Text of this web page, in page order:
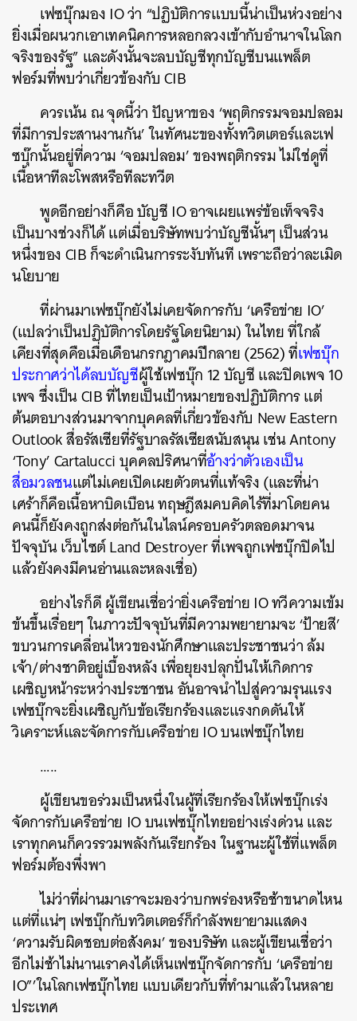
เฟซบุ๊กมอง IOว่า “ปฏิบัติการแบบนี้น่าเป็นห่วงอย่าง
ยิ่งเมื่อผนวกเอาเทคนิคการหลอกลวงเข้ากับอำนาจในโลก
จริงของรัฐ” และดังนั้นจะลบบัญชีทุกบัญชีบนแพล็ต
ฟอร์มที่พบว่าเกี่ยวข้องกับCIB
ควรเน้นณจุดนี้ว่าปัญหาของ‘พฤติกรรมจอมปลอม
ที่มีการประสานงานกัน’ในทัศนะของทั้งทวิตเตอร์และเฟ
ซบุ๊กนั้นอยู่ที่ความ‘จอมปลอม’ของพฤติกรรมไม่ใช่ดูที่
เนื้อหาทีละโพสหรือทีละทวีต
พูดอีกอย่างก็คือบัญชี IOอาจเผยแพร่ข้อเท็จจริง
เป็นบางช่วงก็ได้แต่เมื่อบริษัทพบว่าบัญชีนั้นๆเป็นส่วน
หนึ่งของCIBก็จะดำเนินการระงับทันทีเพราะถือว่าละเมิด
นโยบาย
ที่ผ่านมาเฟซบุ๊กยังไม่เคยจัดการกับ ‘เครือข่าย IO’
(แปลว่าเป็นปฏิบัติการโดยรัฐโดยนิยาม)ในไทยที่ใกล้
เคียงที่สุดคือเมื่อเดือนกรกฎาคมปีกลาย(2562)ที่เฟซบุ๊ก
ประกาศว่าได้ลบบัญชีผู้ใช้เฟซบุ๊ก12บัญชีและปิดเพจ10
เพจซึ่งเป็นCIBที่ไทยเป็นเป้าหมายของปฏิบัติการแต่
ต้นตอบางส่วนมาจากบุคคลที่เกี่ยวข้องกับ New Eastern
Outlookสื่อรัสเซียที่รัฐบาลรัสเซียสนับสนุนเช่นAntony
‘Tony’ Cartalucciบุคคลปริศนาที่อ้างว่าตัวเองเป็น
สื่อมวลชนแต่ไม่เคยเปิดเผยตัวตนที่แท้จริง(และที่น่า
เศร้าก็คือเนื้อหาบิดเบือนทฤษฎีสมคบคิดไร้ที่มาโดยคน
คนนี้ก็ยังคงถูกส่งต่อกันในไลน์ครอบครัวตลอดมาจน
ปัจจุบันเว็บไซต์Land Destroyerที่เพจถูกเฟซบุ๊กปิดไป
แล้วยังคงมีคนอ่านและหลงเชื่อ)
อย่างไรก็ดีผู้เขียนเชื่อว่ายิ่งเครือข่าย IOทวีความเข้ม
ข้นขึ้นเรื่อยๆในภาวะปัจจุบันที่มีความพยายามจะ‘ป้ายสี’
ขบวนการเคลื่อนไหวของนักศึกษาและประชาชนว่าล้ม
เจ้า/ต่างชาติอยู่เบื้องหลังเพื่อยุยงปลุกปั่นให้เกิดการ
เผชิญหน้าระหว่างประชาชนอันอาจนำไปสู่ความรุนแรง
เฟซบุ๊กจะยิ่งเผชิญกับข้อเรียกร้องและแรงกดดันให้
วิเคราะห์และจัดการกับเครือข่าย IOบนเฟซบุ๊กไทย
…..
ผู้เขียนขอร่วมเป็นหนึ่งในผู้ที่เรียกร้องให้เฟซบุ๊กเร่ง
จัดการกับเครือข่าย IOบนเฟซบุ๊กไทยอย่างเร่งด่วนและ
เราทุกคนก็ควรรวมพลังกันเรียกร้องในฐานะผู้ใช้ที่แพล็ต
ฟอร์มต้องพึ่งพา
ไม่ว่าที่ผ่านมาเราจะมองว่าบกพร่องหรือช้าขนาดไหน
แต่ที่แน่ๆ เฟซบุ๊กกับทวิตเตอร์ก็กำลังพยายามแสดง
‘ความรับผิดชอบต่อสังคม’ของบริษัทและผู้เขียนเชื่อว่า
อีกไม่ช้าไม่นานเราคงได้เห็นเฟซบุ๊กจัดการกับ ‘เครือข่าย
IO”’ในโลกเฟซบุ๊กไทย แบบเดียวกับที่ทำมาแล้วในหลาย
ประเทศ